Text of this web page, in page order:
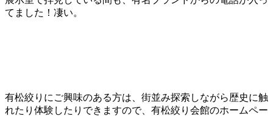
てました！凄い。
有松絞りにご興味のある方は、街並み探索しながら歴史に触
れたり体験したりできますので、有松絞り会館のホームペー